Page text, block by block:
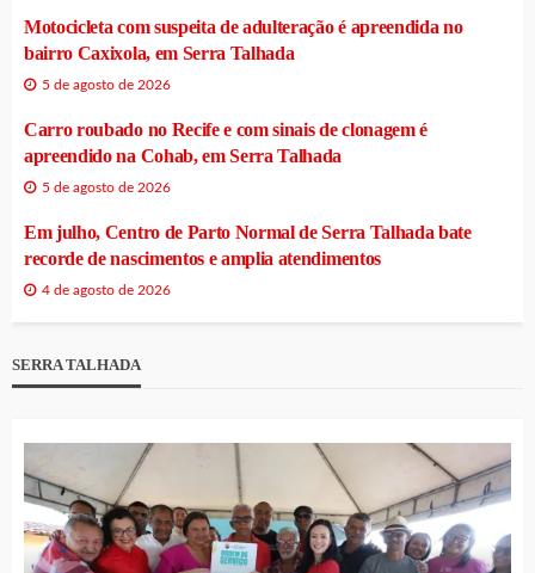
Motocicleta com suspeita de adulteração é apreendida no
bairro Caxixola, em Serra Talhada
5 de agosto de 2026
Carro roubado no Recife e com sinais de clonagem é
apreendido na Cohab, em Serra Talhada
5 de agosto de 2026
Em julho, Centro de Parto Normal de Serra Talhada bate
recorde de nascimentos e amplia atendimentos
4 de agosto de 2026
SERRA TALHADA